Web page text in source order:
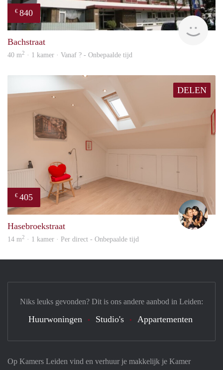
€ 840
rent
Bachstraat
40 m2 · 1 kamer · Vanaf ? - Onbepaalde tijd
DELEN
€ 405
Hasebroekstraat
14 m2 · 1 kamer · Per direct - Onbepaalde tijd
Op Kamers Leiden vind en verhuur je makkelijk je Kamer
Niks leuks gevonden? Dit is ons andere aanbod in Leiden:
Huurwoningen Studio's Appartementen